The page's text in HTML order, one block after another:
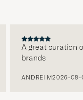
A great curation
brands
ANDREI M2026-08-